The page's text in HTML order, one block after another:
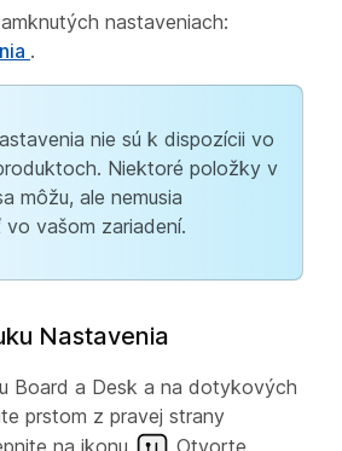
nastaveniach:
.
nie sú k dispozícii vo
Niektoré položky v
môžu, ale nemusia
vašom zariadení.
Nastavenia
Board a Desk a na dotykových
prstom z pravej strany